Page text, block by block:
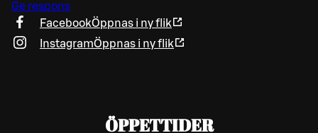
Ge respons
FacebookÖppnas i ny flik
InstagramÖppnas i ny flik
ÖPPETTIDER